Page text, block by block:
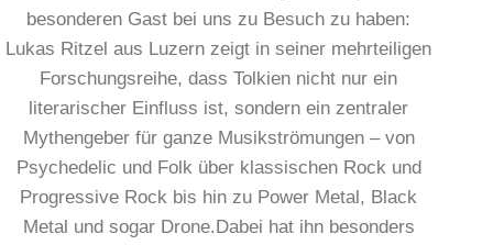
besonderen Gast bei uns zu Besuch zu haben:
Lukas Ritzel aus Luzern zeigt in seiner mehrteiligen
Forschungsreihe, dass Tolkien nicht nur ein
literarischer Einfluss ist, sondern ein zentraler
Mythengeber für ganze Musikströmungen – von
Psychedelic und Folk über klassischen Rock und
Progressive Rock bis hin zu Power Metal, Black
Metal und sogar Drone.Dabei hat ihn besonders